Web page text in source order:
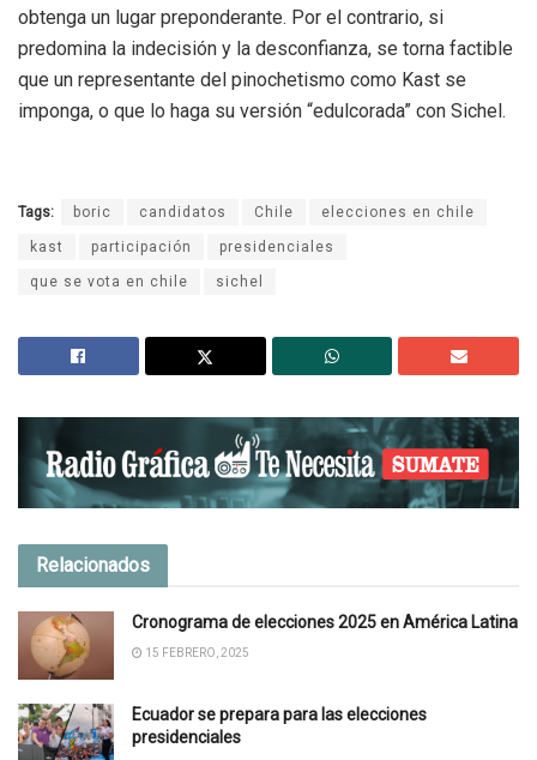
obtenga un lugar preponderante. Por el contrario, si
predomina la indecisión y la desconfianza, se torna factible
que un representante del pinochetismo como Kast se
imponga, o que lo haga su versión “edulcorada” con Sichel.
Tags: boric candidatos Chile elecciones en chile
kast participación presidenciales
que se vota en chile sichel
Relacionados
Cronograma de elecciones 2025 en América Latina
15 FEBRERO, 2025
Ecuador se prepara para las elecciones
presidenciales